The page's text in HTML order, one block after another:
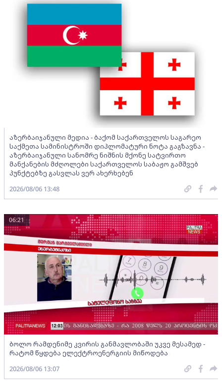
აზერბაიჯანული მედია - ბაქომ საქართველოს საგარეო
საქმეთა სამინისტროში დიპლომატური ნოტა გაგზავნა -
აზერბაიჯანული სანომრე ნიშნის მქონე სატვირთო
მანქანების მძღოლები საქართველოს საბაჟო გამშვებ
პუნქტებზე გასვლას ვერ ახერხებენ
2026/08/06 13:48
ბოლო რამდენიმე კვირის განმავლობაში უკვე მესამედ -
რატომ წყდება ელექტროენერგიის მიწოდება
06:21
2026/08/06 13:07